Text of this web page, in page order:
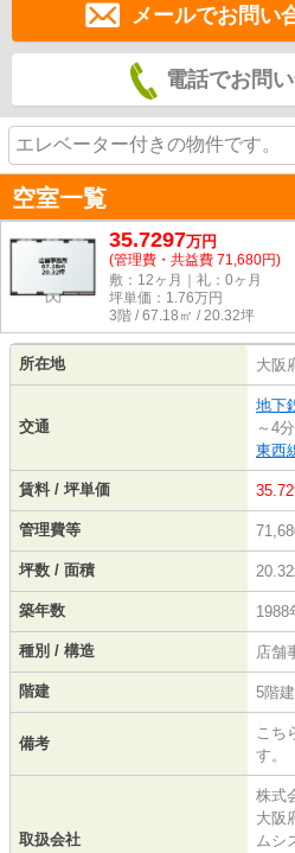
メールでお問い
電話でお問
エレベーター付きの物件です。
空室一覧
35.7297万円
(管理費・共益費 71,680円)
敷：12ヶ月｜礼：0ヶ月
坪単価： 1.76万円
3階 / 67.18㎡ / 20.32坪
所在地 大阪
交通
地下
～4分
東西
賃料 / 坪単価
管理費等
坪数 / 面積
築年数 1988
種別 / 構造 店舗
階建 5階建
備考
こち
す。
取扱会社
株式
大阪
ムシ